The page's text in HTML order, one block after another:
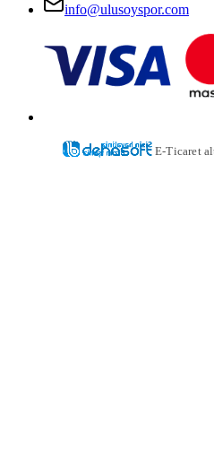
info@ulusoyspor.com
E-Ticaret